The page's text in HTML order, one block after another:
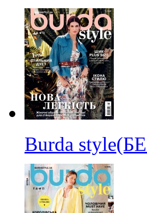
Burda